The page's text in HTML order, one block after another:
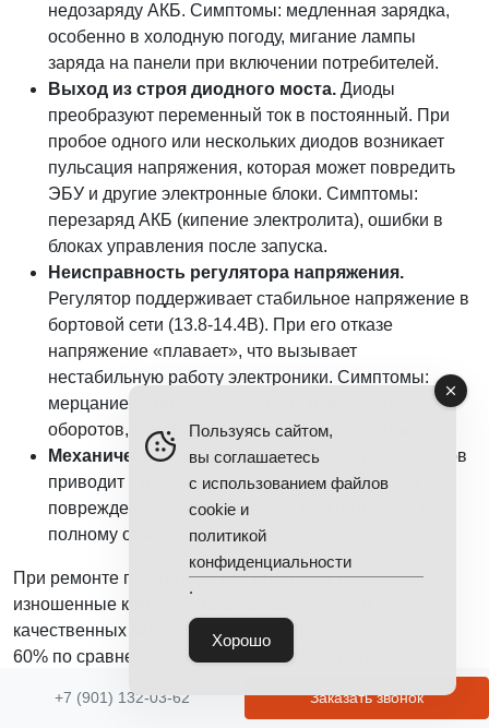
+7 (901) 132-03-62 Заказать звонок
недозаряду АКБ. Симптомы: медленная зарядка,
особенно в холодную погоду, мигание лампы
заряда на панели при включении потребителей.
Выход из строя диодного моста. Диоды
преобразуют переменный ток в постоянный. При
пробое одного или нескольких диодов возникает
пульсация напряжения, которая может повредить
ЭБУ и другие электронные блоки. Симптомы:
перезаряд АКБ (кипение электролита), ошибки в
блоках управления после запуска.
Неисправность регулятора напряжения.
Регулятор поддерживает стабильное напряжение в
бортовой сети (13.8-14.4В). При его отказе
напряжение «плавает», что вызывает
нестабильную работу электроники. Симптомы:
мерцание ламп освещения при изменении
оборотов, ошибки в мультимедийной системе.
Механические повреждения.Износ подшипников
приводит к постороннему шуму и вибрации, а
повреждение обмоток статора или ротора — к
полному отказу генератора.
При ремонте генератора мы заменяем только
изношенные компоненты с использованием
качественных запчастей, что позволяет сэкономить до
60% по сравнению с покупкой нового агрегата при
Пользуясь сайтом,
вы соглашаетесь
с использованием файлов
cookie и
политикой
конфиденциальности
.
Хорошо